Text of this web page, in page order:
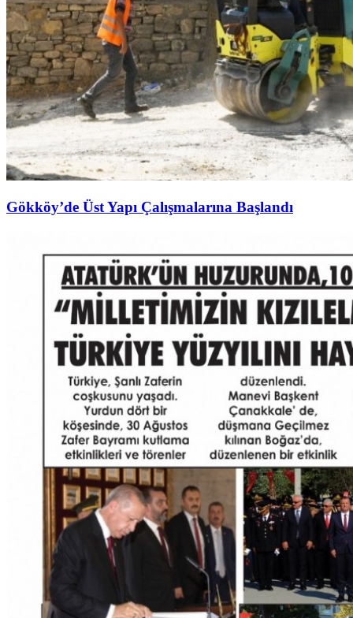
Gökköy’de Üst Yapı Çalışmalarına Başlandı